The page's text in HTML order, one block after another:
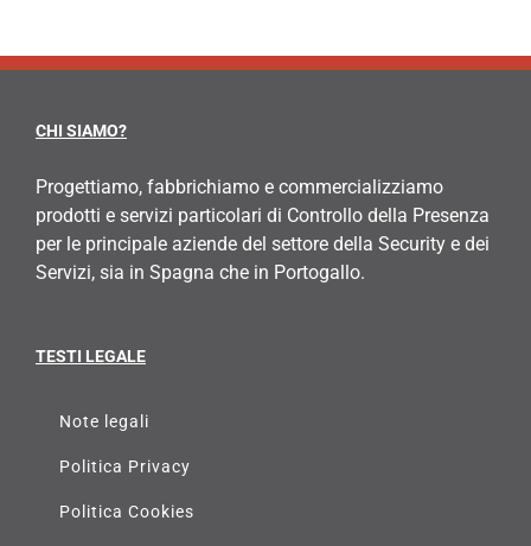
CHI SIAMO?
Progettiamo, fabbrichiamo e commercializziamo
prodotti e servizi particolari di Controllo della Presenza
per le principale aziende del settore della Security e dei
Servizi, sia in Spagna che in Portogallo.
TESTI LEGALE
Note legali
Politica Privacy
Politica Cookies